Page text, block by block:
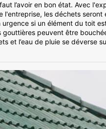
l’avoir en bon état. Avec
l'entreprise, les déchets seront
urgence si un élément du toit
gouttières peuvent être
et l’eau de pluie se déverse